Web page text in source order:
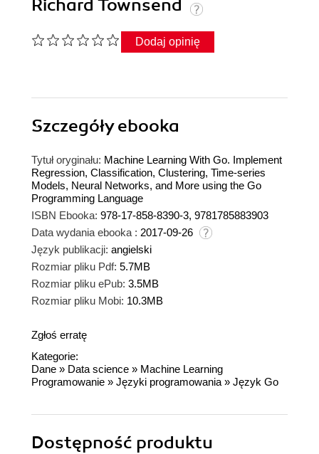
Richard Townsend
Dodaj opinię
Szczegółyebooka
Tytuł oryginału: Machine Learning With Go. Implement
Regression, Classification, Clustering, Time-series
Models, Neural Networks, and More using the Go
Programming Language
ISBN Ebooka: 978-17-858-8390-3, 9781785883903
Data wydania ebooka : 2017-09-26
Język publikacji: angielski
Rozmiar pliku Pdf: 5.7MB
Rozmiar pliku ePub: 3.5MB
Rozmiar pliku Mobi: 10.3MB
Zgłoś erratę
Kategorie:
Dane » Data science » Machine Learning
Programowanie » Języki programowania » Język Go
Dostępność produktu